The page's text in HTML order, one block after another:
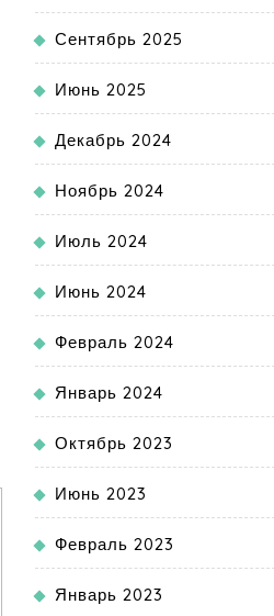
Сентябрь 2025
Июнь 2025
Декабрь 2024
Ноябрь 2024
Июль 2024
Июнь 2024
Февраль 2024
Январь 2024
Октябрь 2023
Июнь 2023
Февраль 2023
Январь 2023